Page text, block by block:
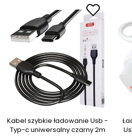
Kabel szybkie ładowanie Usb -
Typ-c uniwersalny czarny 2m